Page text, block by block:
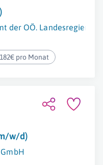
der OÖ. Landesregierung
pro Monat
w/d)